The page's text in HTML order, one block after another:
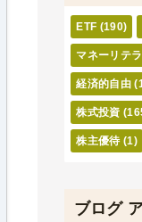
ETF (190)
マネーリテ
経済的自由
株式投資
株主優待 (1)
ブログ